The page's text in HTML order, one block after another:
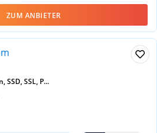
ZUM ANBIETER
SSD, SSL, P...